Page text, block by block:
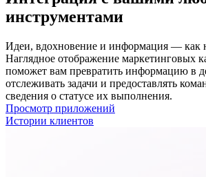
инструментами
Идеи, вдохновение и информация — как
Наглядное отображение маркетинговых
поможет вам превратить информацию в
отслеживать задачи и предоставлять
сведения о статусе их выполнения.
Просмотр приложений
Истории клиентов